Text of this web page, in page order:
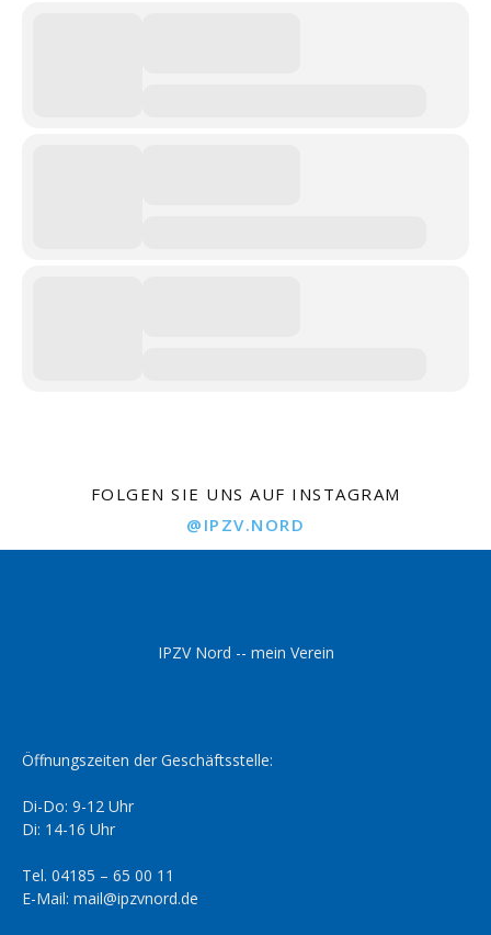
FOLGEN SIE UNS AUF INSTAGRAM
@IPZV.NORD
IPZV Nord -- mein Verein
Öffnungszeiten der Geschäftsstelle:
Di-Do: 9-12 Uhr
Di: 14-16 Uhr
Tel. 04185 – 65 00 11
E-Mail: mail@ipzvnord.de